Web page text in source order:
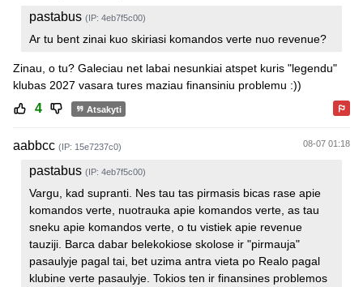
pastabus (IP: 4eb7f5c00)
Ar tu bent zinai kuo skiriasi komandos verte nuo revenue?
Zinau, o tu? Galeciau net labai nesunkiai atspet kuris "legendu"
klubas 2027 vasara tures maziau finansiniu problemu :))
4 Atsakyti
aabbcc (IP: 15e7237c0) 08-07 01:18
pastabus (IP: 4eb7f5c00)
Vargu, kad supranti. Nes tau tas pirmasis bicas rase apie
komandos verte, nuotrauka apie komandos verte, as tau
sneku apie komandos verte, o tu vistiek apie revenue
tauziji. Barca dabar belekokiose skolose ir "pirmauja"
pasaulyje pagal tai, bet uzima antra vieta po Realo pagal
klubine verte pasaulyje. Tokios ten ir finansines problemos